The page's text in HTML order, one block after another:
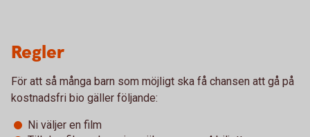
Regler
För att så många barn som möjligt ska få chansen att gå på
kostnadsfri bio gäller följande:
Ni väljer en film